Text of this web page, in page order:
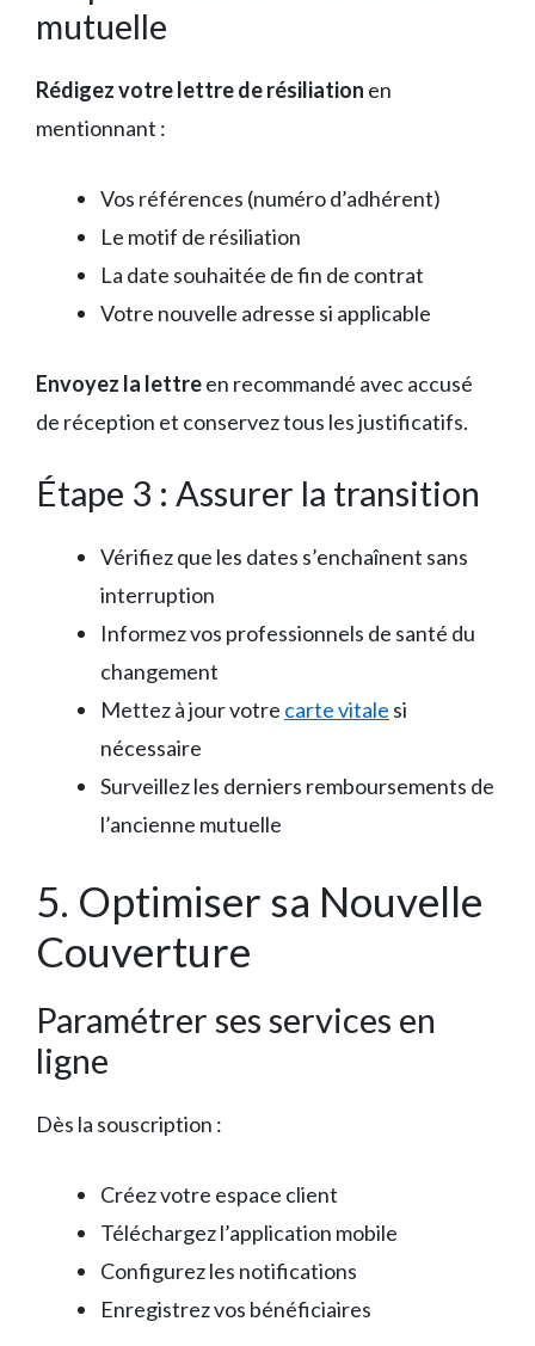
mutuelle
Rédigez votre lettre de résiliation en
mentionnant :
Vos références (numéro d’adhérent)
Le motif de résiliation
La date souhaitée de fin de contrat
Votre nouvelle adresse si applicable
Envoyez la lettreen recommandé avec accusé
de réception et conservez tous les justificatifs.
Étape 3 : Assurer la transition
Vérifiez que les dates s’enchaînent sans
interruption
Informez vos professionnels de santé du
changement
Mettez à jour votre carte vitale si
nécessaire
Surveillez les derniers remboursements de
l’ancienne mutuelle
5. Optimiser sa Nouvelle
Couverture
Paramétrer ses services en
ligne
Dès la souscription :
Créez votre espace client
Téléchargez l’application mobile
Configurez les notifications
Enregistrez vos bénéficiaires